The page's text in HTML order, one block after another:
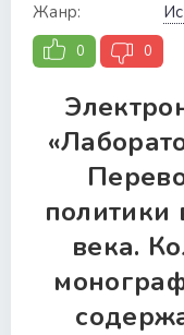
Жанр:
0 0
политики
века.